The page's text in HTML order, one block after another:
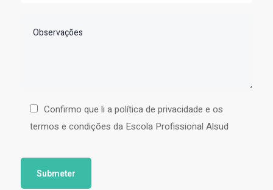
Confirmo que li a política de privacidade e os
termos e condições da Escola Profissional Alsud